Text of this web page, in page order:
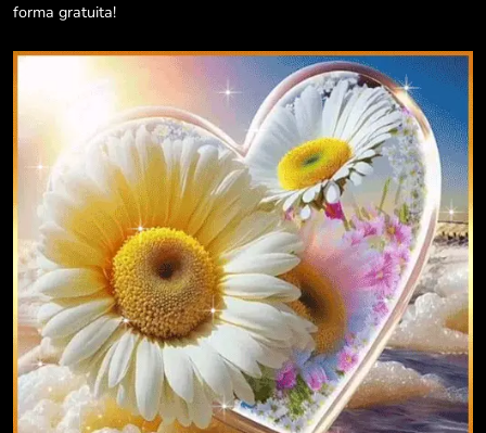
forma gratuita!